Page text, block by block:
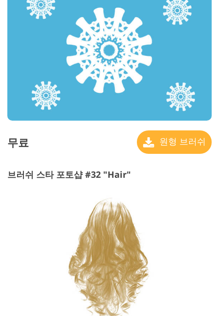
무료 원형 브러쉬
브러쉬 스타 포토샵 #32 "Hair"